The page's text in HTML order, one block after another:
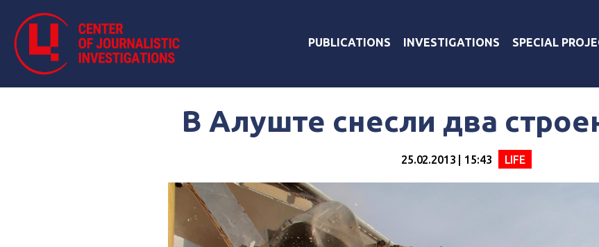
PUBLICATIONS INVESTIGATIONS SPECIAL
В Алуште снесли два
25.02.2013 | 15:43 LIFE